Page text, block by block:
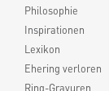
Philosophie
Inspirationen
Lexikon
Ehering verloren
Ring-Gravuren